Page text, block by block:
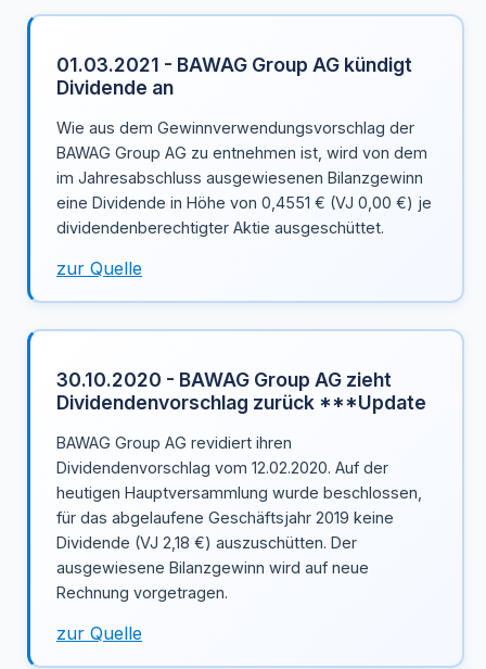
01.03.2021 - BAWAG Group AG kündigt
Dividende an
Wie aus dem Gewinnverwendungsvorschlag der
BAWAG Group AG zu entnehmen ist, wird von dem
im Jahresabschluss ausgewiesenen Bilanzgewinn
eine Dividende in Höhe von 0,4551 € (VJ 0,00 €) je
dividendenberechtigter Aktie ausgeschüttet.
zur Quelle
30.10.2020 - BAWAG Group AG zieht
Dividendenvorschlag zurück ***Update
BAWAG Group AG revidiert ihren
Dividendenvorschlag vom 12.02.2020. Auf der
heutigen Hauptversammlung wurde beschlossen,
für das abgelaufene Geschäftsjahr 2019 keine
Dividende (VJ 2,18 €) auszuschütten. Der
ausgewiesene Bilanzgewinn wird auf neue
Rechnung vorgetragen.
zur Quelle